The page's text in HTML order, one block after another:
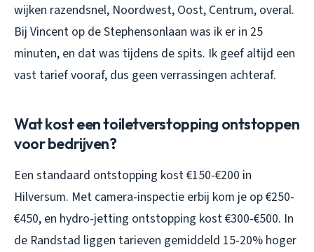
wijken razendsnel, Noordwest, Oost, Centrum, overal.
Bij Vincent op de Stephensonlaan was ik er in 25
minuten, en dat was tijdens de spits. Ik geef altijd een
vast tarief vooraf, dus geen verrassingen achteraf.
Wat kost een toiletverstopping ontstoppen
voor bedrijven?
Een standaard ontstopping kost €150-€200 in
Hilversum. Met camera-inspectie erbij kom je op €250-
€450, en hydro-jetting ontstopping kost €300-€500. In
de Randstad liggen tarieven gemiddeld 15-20% hoger